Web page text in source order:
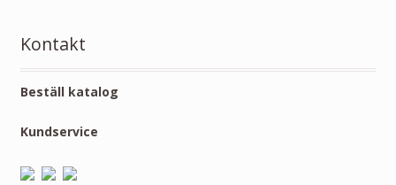
Kontakt
Beställ katalog
Kundservice